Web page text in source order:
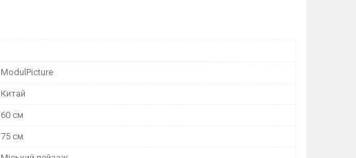
ModulPicture
Китай
60 см
75 см